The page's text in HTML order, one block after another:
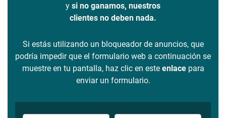
y si no ganamos, nuestros
clientes no deben nada.
Si estás utilizando un bloqueador de anuncios, que
podría impedir que el formulario web a continuación se
muestre en tu pantalla, haz clic en este enlacepara
enviar un formulario.